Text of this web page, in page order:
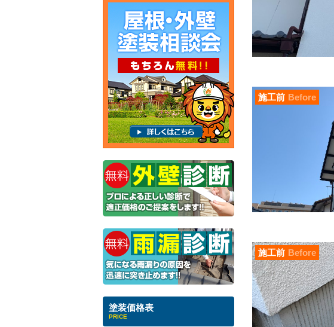
施工前 Before
施工前 Before
塗装価格表
PRICE